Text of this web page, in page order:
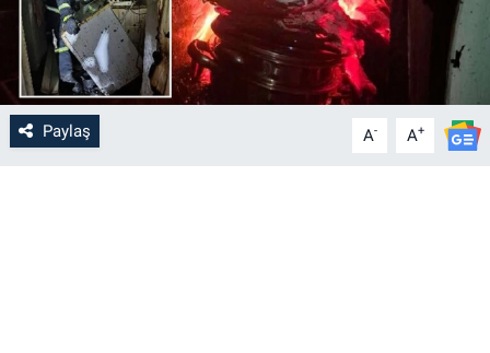
Paylaş A- A+